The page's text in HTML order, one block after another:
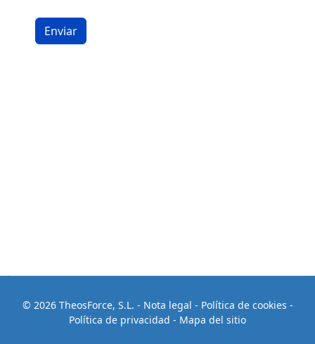
Enviar
© 2026 TheosForce, S.L. - Nota legal - Política de cookies -
Política de privacidad - Mapa del sitio